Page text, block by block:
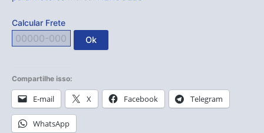
Calcular Frete
Ok
Compartilhe isso:
E-mail X Facebook Telegram
WhatsApp